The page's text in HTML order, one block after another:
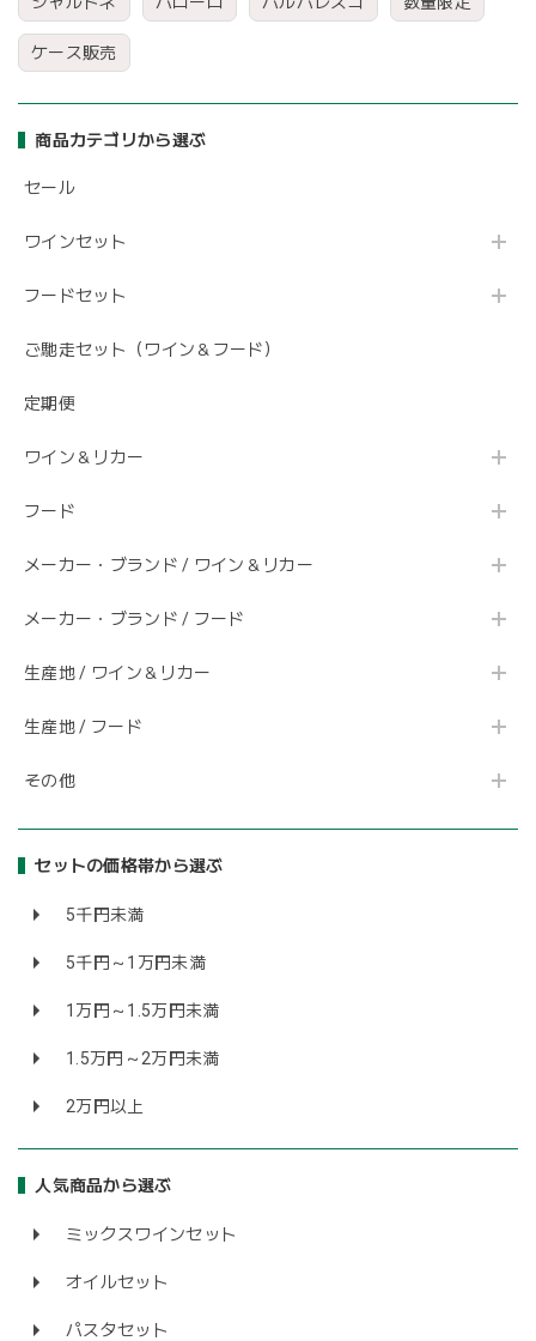
ケース販売
商品カテゴリから選ぶ
セール
ワインセット
フードセット
ご馳走セット（ワイン＆フード）
定期便
ワイン＆リカー
フード
メーカー・ブランド / ワイン＆リカー
メーカー・ブランド / フード
生産地 / ワイン＆リカー
生産地 / フード
その他
セットの価格帯から選ぶ
5千円未満
5千円～1万円未満
1万円～1.5万円未満
1.5万円～2万円未満
2万円以上
人気商品から選ぶ
ミックスワインセット
オイルセット
パスタセット